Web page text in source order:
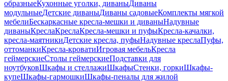
образныеКухонные уголки, диваныДиваны
модульныеДетские диваныДиваны садовыеКомплекты мягкой
мебелиБескаркасные кресла-мешки и диваныНадувные
диваныКреслаКреслаКресла-мешки и пуфыКресла-качалки,
кресла-маятникиДетские кресла, пуфыНадувные креслаПуфы,
оттоманкиКресла-кроватиИгровая мебельКресла
геймерскиеСтолы геймерскиеПодставки для
ноутбуковШкафы и стеллажиШкафыСтенки, горкиШкафы-
купеШкафы-гармошкиШкафы-пеналы для жилой